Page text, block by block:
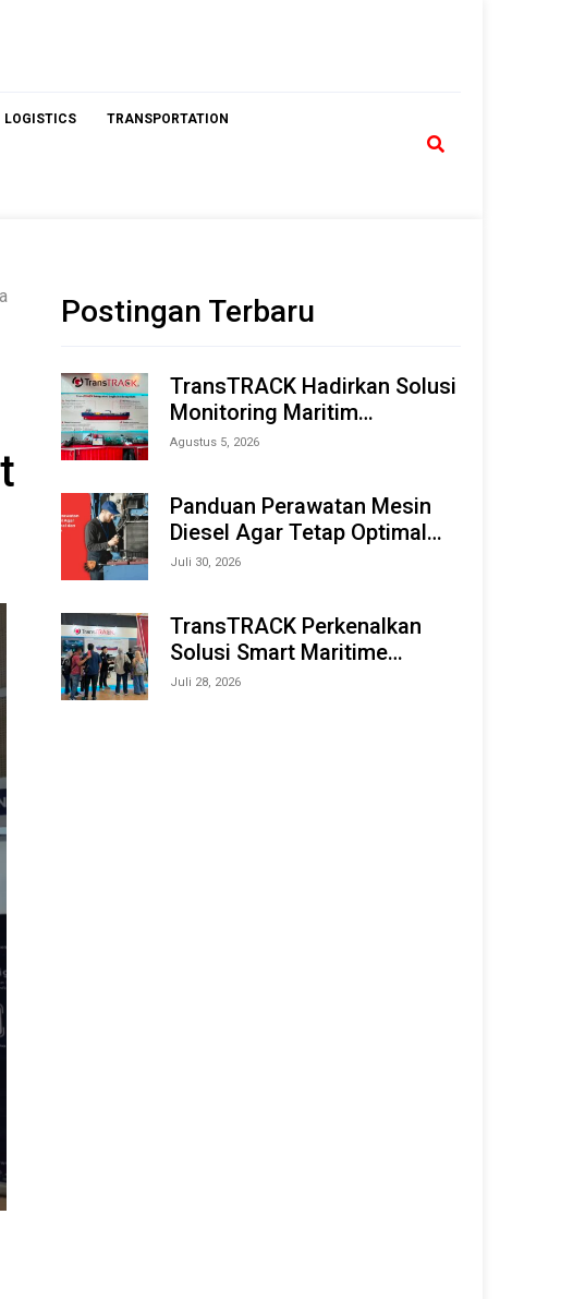
LOGISTICS TRANSPORTATION
Postingan Terbaru
TransTRACK Hadirkan Solusi
Monitoring Maritim
Terintegrasi Berbasis AI &
Offshore Expo (IMOX) 2026
Agustus 5, 2026
Panduan Perawatan Mesin
Diesel Agar Tetap Optimal
dan Tahan Lama
Juli 30, 2026
TransTRACK Perkenalkan
Solusi Smart Maritime
Monitoring Berbasis AI dan
Juli 28, 2026